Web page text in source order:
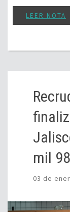
LEER NOTA
mil
03 de